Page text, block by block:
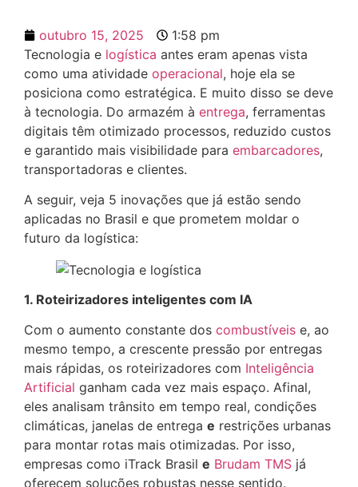
outubro 15, 2025
1:58 pm
Tecnologia e logística antes eram apenas vista
como uma atividade operacional, hoje ela se
posiciona como estratégica. E muito disso se deve
à tecnologia. Do armazém à entrega, ferramentas
digitais têm otimizado processos, reduzido custos
e garantido mais visibilidade para embarcadores,
transportadoras e clientes.
A seguir, veja 5 inovações que já estão sendo
aplicadas no Brasil e que prometem moldar o
futuro da logística:
1. Roteirizadores inteligentes com IA
Com o aumento constante dos combustíveis e, ao
mesmo tempo, a crescente pressão por entregas
mais rápidas, os roteirizadores com Inteligência
Artificial ganham cada vez mais espaço. Afinal,
eles analisam trânsito em tempo real, condições
climáticas, janelas de entrega e restrições urbanas
para montar rotas mais otimizadas. Por isso,
empresas como iTrack Brasil e Brudam TMS já
oferecem soluções robustas nesse sentido.